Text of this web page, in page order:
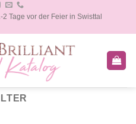
Tage vor der Feier in Swisttal